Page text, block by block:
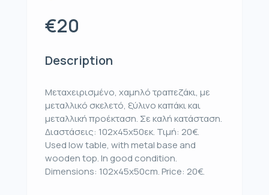
€20
Description
Μεταχειρισμένο, χαμηλό τραπεζάκι, με
μεταλλικό σκελετό, ξύλινο καπάκι και
μεταλλική προέκταση. Σε καλή κατάσταση.
Διαστάσεις: 102x45x50εκ. Τιμή: 20€.
Used low table, with metal base and
wooden top. In good condition.
Dimensions: 102x45x50cm. Price: 20€.